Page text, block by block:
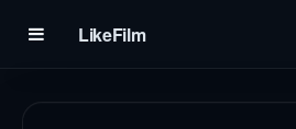
LikeFilm